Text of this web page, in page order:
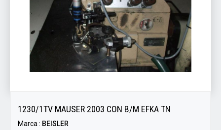
1230/1TV MAUSER 2003 CON B/M EFKA TN
Marca : BEISLER